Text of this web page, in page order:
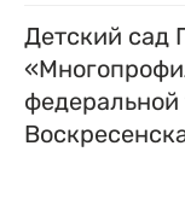
Детский сад